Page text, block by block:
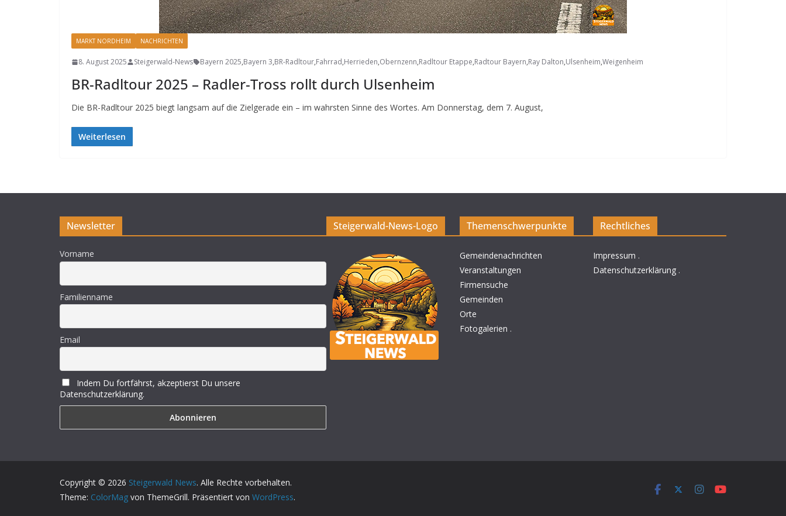
MARKT NORDHEIM NACHRICHTEN
8. August 2025 Steigerwald-News Bayern 2025,Bayern 3,BR-Radltour,Fahrrad,Herrieden,Obernzenn,Radltour Etappe,Radtour Bayern,Ray Dalton,Ulsenheim,Weigenheim
BR-Radltour 2025 – Radler-Tross rollt durch Ulsenheim
Die BR-Radltour 2025 biegt langsam auf die Zielgerade ein – im wahrsten Sinne des Wortes. Am Donnerstag, dem 7. August,
Weiterlesen
Newsletter
Vorname
Familienname
Email
Indem Du fortfährst, akzeptierst Du unsere
Datenschutzerklärung.
Steigerwald-News-Logo Themenschwerpunkte
Gemeindenachrichten
Veranstaltungen
Firmensuche
Gemeinden
Orte
Fotogalerien .
Rechtliches
Impressum .
Datenschutzerklärung .
Copyright © 2026 Steigerwald News. Alle Rechte vorbehalten.
Theme: ColorMag von ThemeGrill. Präsentiert von WordPress.